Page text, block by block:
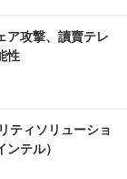
ア攻撃、讀賣テレ
性
ティソリューショ
テル）